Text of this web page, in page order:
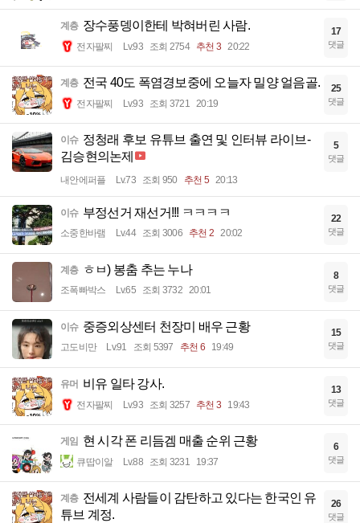
계층 장수풍뎅이한테 박혀버린 사람.
전자팔찌 Lv.93 조회 2754 추천 3 20:22
17
댓글
계층 전국 40도 폭염경보중에 오늘자 밀양 얼음골.
전자팔찌 Lv.93 조회 3721 20:19
25
댓글
이슈 정청래 후보 유튜브 출연 및 인터뷰 라이브-
김승현의논제
내안에퍼플 Lv.73 조회 950 추천 5 20:13
5
댓글
이슈 부정선거 재선거!!! ㅋㅋㅋㅋ
소중한바램 Lv.44 조회 3006 추천 2 20:02
22
댓글
계층 ㅎㅂ) 봉춤 추는 누나
조폭빠박스 Lv.65 조회 3732 20:01
8
댓글
이슈 중증외상센터 천장미 배우 근황
고도비만 Lv.91 조회 5397 추천 6 19:49
15
댓글
유머 비유 일타 강사.
전자팔찌 Lv.93 조회 3257 추천 3 19:43
13
댓글
게임 현 시각 폰 리듬겜 매출 순위 근황
큐땁이알 Lv.88 조회 3231 19:37
6
댓글
계층 전세계 사람들이 감탄하고 있다는 한국인 유
튜브 계정.
26
댓글